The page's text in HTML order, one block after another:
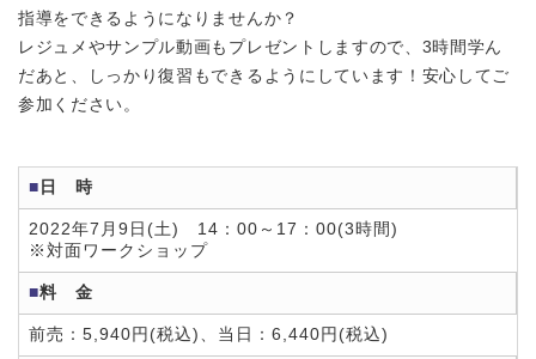
指導をできるようになりませんか？
レジュメやサンプル動画もプレゼントしますので、3時間学ん
だあと、しっかり復習もできるようにしています！安心してご
参加ください。
■ 日 時
2022年7月9日(土) 14：00～17：00(3時間)
※対面ワークショップ
■料 金
前売：5,940円(税込)、当日：6,440円(税込)